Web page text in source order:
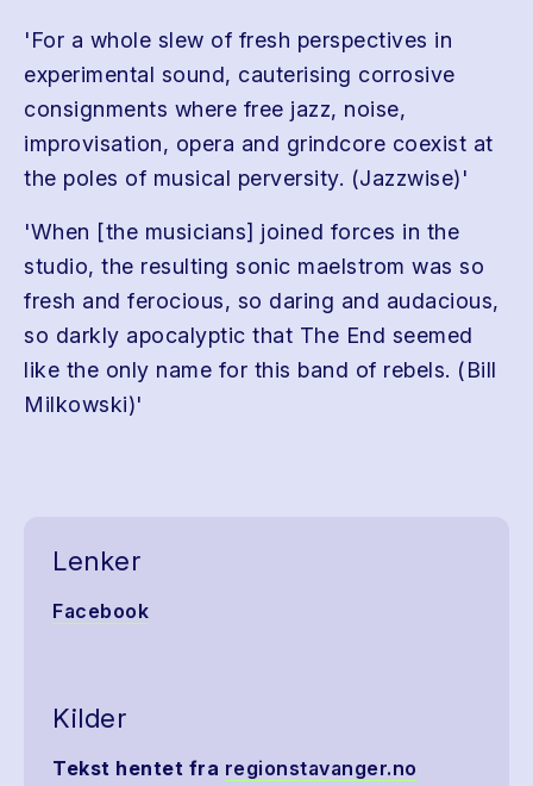
'For a whole slew of fresh perspectives in
experimental sound, cauterising corrosive
consignments where free jazz, noise,
improvisation, opera and grindcore coexist at
the poles of musical perversity. (Jazzwise)'
'When [the musicians] joined forces in the
studio, the resulting sonic maelstrom was so
fresh and ferocious, so daring and audacious,
so darkly apocalyptic that The End seemed
like the only name for this band of rebels. (Bill
Milkowski)'
Lenker
Facebook
Kilder
Tekst hentet fra regionstavanger.no